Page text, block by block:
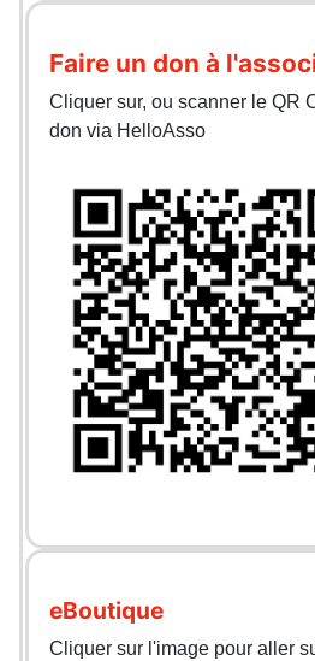
Faire un don à
Cliquer sur, ou scanner le QR
don via HelloAsso
eBoutique
Cliquer sur l'image pour aller